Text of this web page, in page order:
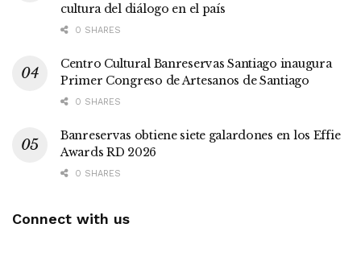
cultura del diálogo en el país
0 SHARES
Centro Cultural Banreservas Santiago inaugura
Primer Congreso de Artesanos de Santiago
0 SHARES
Banreservas obtiene siete galardones en los Effie
Awards RD 2026
0 SHARES
Connect with us